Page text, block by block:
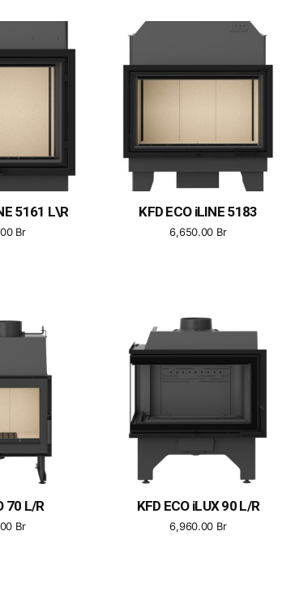
5161 L\R
Br
KFD ECO iLINE 5183
6,650.00 Br
70 L/R
Br
KFD ECO iLUX 90 L/R
6,960.00 Br